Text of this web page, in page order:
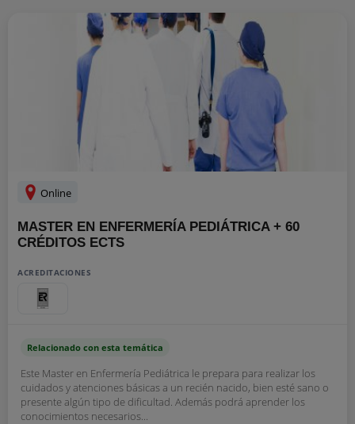
Online
MASTER EN ENFERMERÍA PEDIÁTRICA + 60
CRÉDITOS ECTS
ACREDITACIONES
Relacionado con esta temática
Este Master en Enfermería Pediátrica le prepara para realizar los
cuidados y atenciones básicas a un recién nacido, bien esté sano o
presente algún tipo de dificultad. Además podrá aprender los
conocimientos necesarios...